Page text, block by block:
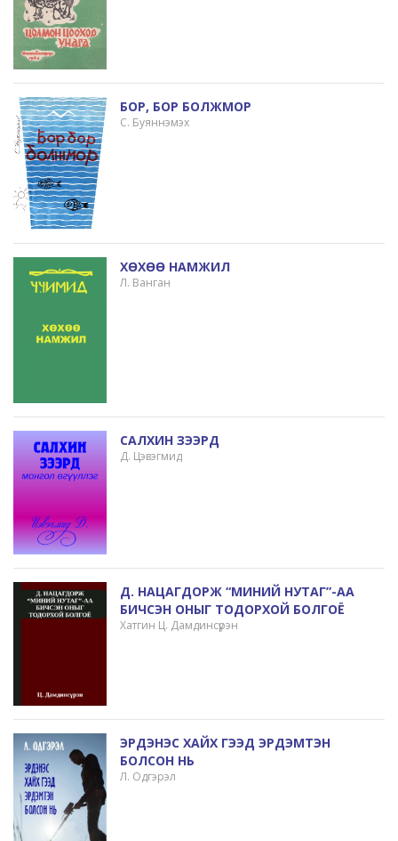
БОР, БОР БОЛЖМОР
С. Буяннэмэх
ХӨХӨӨ НАМЖИЛ
Л. Ванган
САЛХИН ЗЭЭРД
Д. Цэвэгмид
Д. НАЦАГДОРЖ “МИНИЙ НУТАГ”-АА
БИЧСЭН ОНЫГ ТОДОРХОЙ БОЛГОЁ
Хатгин Ц. Дамдинсүрэн
ЭРДЭНЭС ХАЙХ ГЭЭД ЭРДЭМТЭН
БОЛСОН НЬ
Л. Одгэрэл